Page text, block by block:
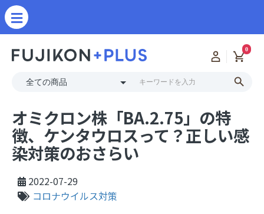
0
オミクロン株「BA.2.75」の特
徴、ケンタウロスって？正しい感
染対策のおさらい
2022-07-29
コロナウイルス対策